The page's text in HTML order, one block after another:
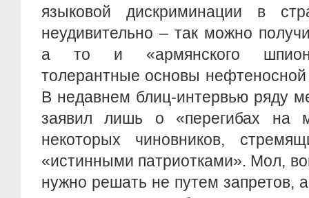
языковой дискриминации в
неудивительно – так можно
а то и «армянского
толерантные основы
В недавнем блиц-интервью ряду
заявил лишь о «перегибах на
некоторых чиновников,
«истинными патриотками». Мол,
нужно решать не путем запретов,